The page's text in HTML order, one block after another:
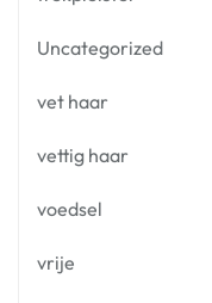
Uncategorized
vet haar
vettig haar
voedsel
vrije